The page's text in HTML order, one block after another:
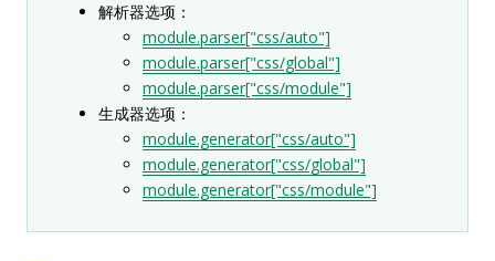
解析器选项：
module.parser["css/auto"]
module.parser["css/global"]
module.parser["css/module"]
生成器选项：
module.generator["css/auto"]
module.generator["css/global"]
module.generator["css/module"]